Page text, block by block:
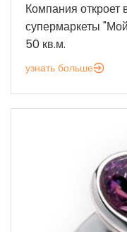
Компания
супермаркеты
50 кв.м.
узнать больше